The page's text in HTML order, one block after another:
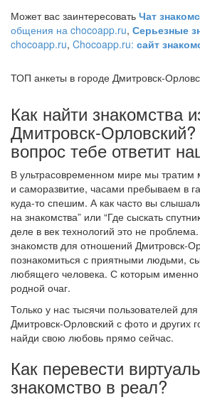
Может вас заинтересовать Чат
общения на chocoapp.ru, Серьезные
chocoapp.ru, Chocoapp.ru: сайт
ТОП анкеты в городе Дмитровск-
Как найти знакомства
Дмитровск-Орловский?
вопрос тебе ответит
В ультрасовременном мире мы тратим
и саморазвитие, часами пребываем в
куда-то спешим. А как часто вы
на знакомства” или “Где сыскать
деле в век технологий это не
знакомств для отношений Дмитровск-
познакомиться с приятными людьми,
любящего человека. С которым именно
родной очаг.
Только у нас тысячи пользователей
Дмитровск-Орловский с фото и других
найди свою любовь прямо сейчас.
Как перевести
знакомство в реал?